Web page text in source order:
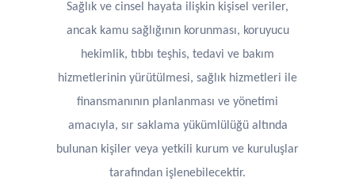
Sağlık ve cinsel hayata ilişkin kişisel veriler,
ancak kamu sağlığının korunması, koruyucu
hekimlik, tıbbı teşhis, tedavi ve bakım
hizmetlerinin yürütülmesi, sağlık hizmetleri ile
finansmanının planlanması ve yönetimi
amacıyla, sır saklama yükümlülüğü altında
bulunan kişiler veya yetkili kurum ve kuruluşlar
tarafından işlenebilecektir.